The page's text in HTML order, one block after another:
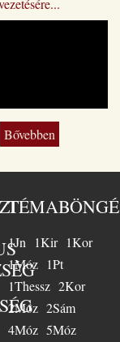
Bővebben
1Jn 1Kir 1Kor
1Móz 1Pt
1Thessz 2Kor
2Móz 2Sám
4Móz 5Móz